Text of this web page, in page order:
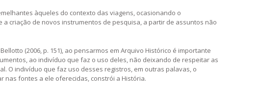
àqueles do contexto das viagens, ocasionando o
criação de novos instrumentos de pesquisa, a partir de assuntos não
(2006, p. 151), ao pensarmos em Arquivo Histórico é importante
ao indivíduo que faz o uso deles, não deixando de respeitar as
O indivíduo que faz uso desses registros, em outras palavas, o
fontes a ele oferecidas, constrói a História.